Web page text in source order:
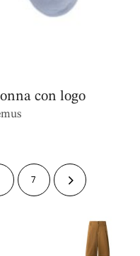
con logo
7